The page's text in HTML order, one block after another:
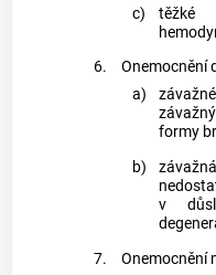
c)
těžké
6.
Onemocnění
a)
formy
b)
v
7.
Onemocnění